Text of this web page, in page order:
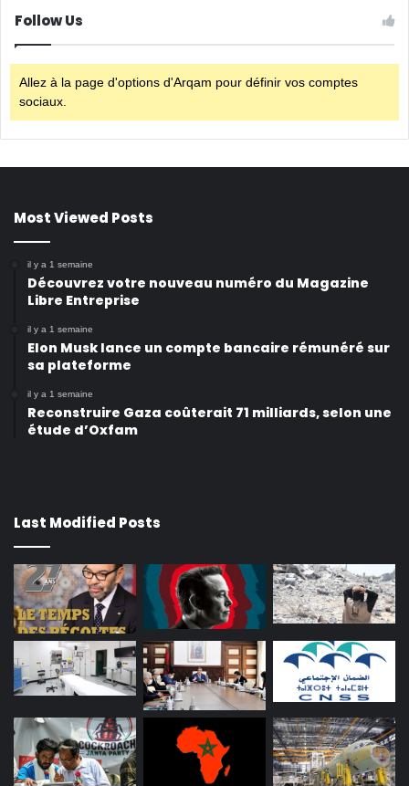
Follow Us
Allez à la page d'options d'Arqam pour définir vos comptes
sociaux.
Most Viewed Posts
il y a 1 semaine
Découvrez votre nouveau numéro du Magazine
Libre Entreprise
il y a 1 semaine
Elon Musk lance un compte bancaire rémunéré sur
sa plateforme
il y a 1 semaine
Reconstruire Gaza coûterait 71 milliards, selon une
étude d’Oxfam
Last Modified Posts